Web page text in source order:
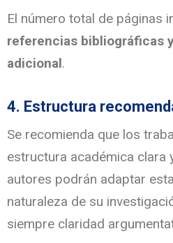
El número total de páginas
referencias bibliográficas
adicional.
4. Estructura
Se recomienda que los
estructura académica clara
autores podrán adaptar
naturaleza de su
siempre claridad